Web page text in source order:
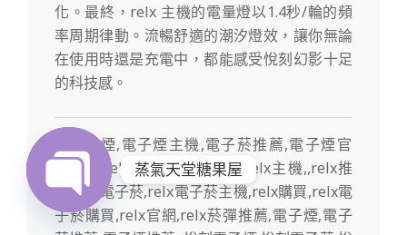
化。最終，relx 主機的電量燈以1.4秒/輪的頻
率周期律動。流暢舒適的潮汐燈效，讓你無論
在使用時還是充電中，都能感受悅刻幻影十足
的科技感。
蒸氣天堂糖果屋
Open